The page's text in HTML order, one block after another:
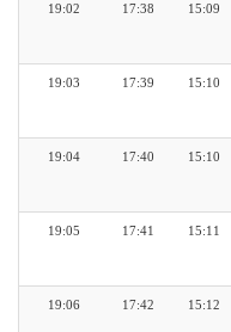
15:09
17:38
19:02
15:10
17:39
19:03
15:10
17:40
19:04
15:11
17:41
19:05
15:12
17:42
19:06